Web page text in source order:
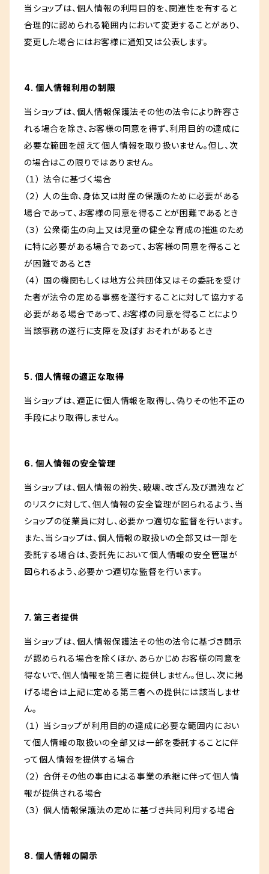
当ショップは、個人情報の利用目的を、関連性を有すると
合理的に認められる範囲内において変更することがあり、
変更した場合にはお客様に通知又は公表します。
4. 個人情報利用の制限
当ショップは、個人情報保護法その他の法令により許容さ
れる場合を除き、お客様の同意を得ず、利用目的の達成に
必要な範囲を超えて個人情報を取り扱いません。但し、次
の場合はこの限りではありません。
（１） 法令に基づく場合
（２） 人の生命、身体又は財産の保護のために必要がある
場合であって、お客様の同意を得ることが困難であるとき
（３） 公衆衛生の向上又は児童の健全な育成の推進のため
に特に必要がある場合であって、お客様の同意を得ること
が困難であるとき
（４） 国の機関もしくは地方公共団体又はその委託を受け
た者が法令の定める事務を遂行することに対して協力する
必要がある場合であって、お客様の同意を得ることにより
当該事務の遂行に支障を及ぼすおそれがあるとき
5. 個人情報の適正な取得
当ショップは、適正に個人情報を取得し、偽りその他不正の
手段により取得しません。
6. 個人情報の安全管理
当ショップは、個人情報の紛失、破壊、改ざん及び漏洩など
のリスクに対して、個人情報の安全管理が図られるよう、当
ショップの従業員に対し、必要かつ適切な監督を行います。
また、当ショップは、個人情報の取扱いの全部又は一部を
委託する場合は、委託先において個人情報の安全管理が
図られるよう、必要かつ適切な監督を行います。
7. 第三者提供
当ショップは、個人情報保護法その他の法令に基づき開示
が認められる場合を除くほか、あらかじめお客様の同意を
得ないで、個人情報を第三者に提供しません。但し、次に掲
げる場合は上記に定める第三者への提供には該当しませ
ん。
（１） 当ショップが利用目的の達成に必要な範囲内におい
て個人情報の取扱いの全部又は一部を委託することに伴
って個人情報を提供する場合
（２） 合併その他の事由による事業の承継に伴って個人情
報が提供される場合
（３） 個人情報保護法の定めに基づき共同利用する場合
8. 個人情報の開示